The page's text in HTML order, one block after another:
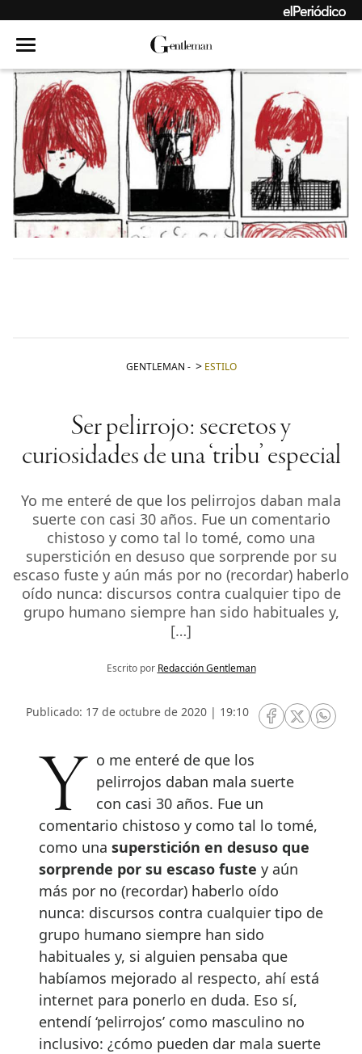
GENTLEMAN - ESTILO
Ser pelirrojo: secretos y
curiosidades de una ‘tribu’ especial
Yo me enteré de que los pelirrojos daban mala
suerte con casi 30 años. Fue un comentario
chistoso y como tal lo tomé, como una
superstición en desuso que sorprende por su
escaso fuste y aún más por no (recordar) haberlo
oído nunca: discursos contra cualquier tipo de
grupo humano siempre han sido habituales y,
[…]
Escrito por Redacción Gentleman
Publicado: 17 de octubre de 2020 | 19:10
RRSS Facebook
RRSSRRSS
Yo me enteré de que los
pelirrojos daban mala suerte
con casi 30 años. Fue un
comentario chistoso y como tal lo tomé,
como una superstición en desuso que
sorprende por su escaso fuste y aún
más por no (recordar) haberlo oído
nunca: discursos contra cualquier tipo de
grupo humano siempre han sido
habituales y, si alguien pensaba que
habíamos mejorado al respecto, ahí está
internet para ponerlo en duda. Eso sí,
entendí ‘pelirrojos’ como masculino no
inclusivo: ¿cómo pueden dar mala suerte